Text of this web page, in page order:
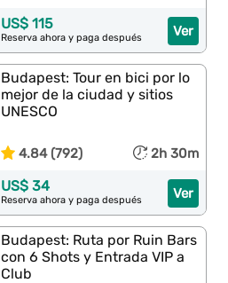
Ver
US$ 115
Reserva ahora y paga después
Budapest: Tour en bici por lo
mejor de la ciudad y sitios
UNESCO
4.84 (792) 2h 30m
Ver
US$ 34
Reserva ahora y paga después
Budapest: Ruta por Ruin Bars
con 6 Shots y Entrada VIP a
Club